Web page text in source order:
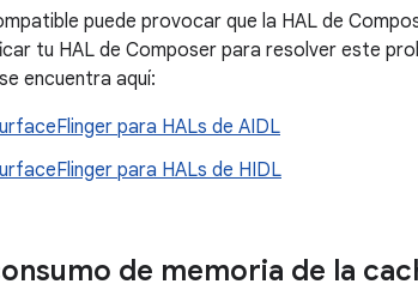
puede provocar que la HAL de
tu HAL de Composer para resolver este
encuentra aquí:
para HALs de AIDL
para HALs de HIDL
de memoria de la